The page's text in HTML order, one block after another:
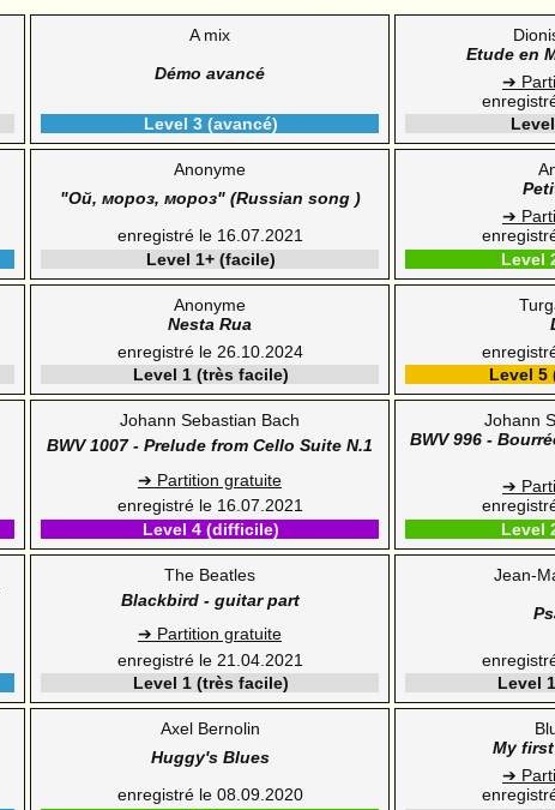
A mix
Démo avancé
Level 3 (avancé)
Etude en
➔
Anonyme
"Ой, мороз, мороз" (Russian song )
enregistré le 16.07.2021
Level 1+ (facile)
➔
Level
Anonyme
Nesta Rua
enregistré le 26.10.2024
Level 1 (très facile)
Level 5
Johann Sebastian Bach
BWV 1007 - Prelude from Cello Suite N.1
➔ Partition gratuite
enregistré le 16.07.2021
Level 4 (difficile)
Johann
BWV 996 -
➔
Level
The Beatles
Blackbird - guitar part
➔ Partition gratuite
enregistré le 21.04.2021
Level 1 (très facile)
Jean-
Level
Axel Bernolin
Huggy's Blues
enregistré le 08.09.2020
My
➔